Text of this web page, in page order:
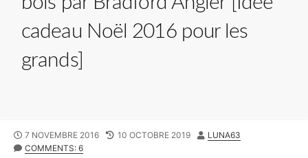
cadeau Noël 2016 pour les
grands]
P
U
7 NOVEMBRE 2016
L
10 OCTOBRE 2019
A
LUNA63
COMMENTS: 6